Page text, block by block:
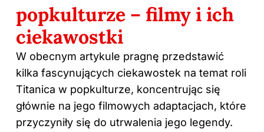
popkulturze – filmy i ich
ciekawostki
W obecnym artykule pragnę przedstawić
kilka fascynujących ciekawostek na temat roli
Titanica w popkulturze, koncentrując się
głównie na jego filmowych adaptacjach, które
przyczyniły się do utrwalenia jego legendy.